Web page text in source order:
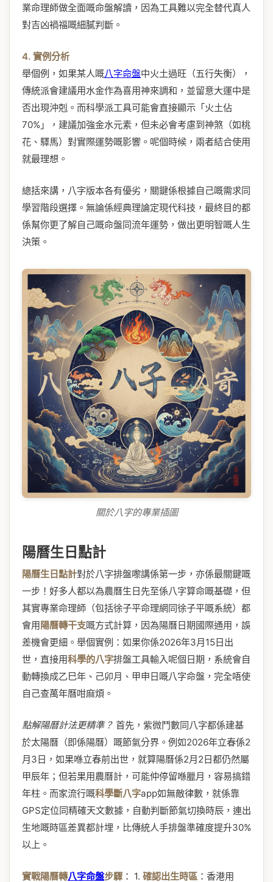
業命理師做全面嘅命盤解讀，因為工具難以完全替代真人
對吉凶禍福嘅細膩判斷。
4. 實例分析
舉個例，如果某人嘅八字命盤中火土過旺（五行失衡），
傳統派會建議用水金作為喜用神來調和，並留意大運中是
否出現沖剋。而科學派工具可能會直接顯示「火土佔
70%」，建議加強金水元素，但未必會考慮到神煞（如桃
花、驛馬）對實際運勢嘅影響。呢個時候，兩者結合使用
就最理想。
總括來講，八字版本各有優劣，關鍵係根據自己嘅需求同
學習階段選擇。無論係經典理論定現代科技，最終目的都
係幫你更了解自己嘅命盤同流年運勢，做出更明智嘅人生
決策。
關於八字的專業插圖
陽曆生日點計
陽曆生日點計對於八字排盤嚟講係第一步，亦係最關鍵嘅
一步！好多人都以為農曆生日先至係八字算命嘅基礎，但
其實專業命理師（包括徐子平命理網同徐子平嘅系統）都
會用陽曆轉干支嘅方式計算，因為陽曆日期國際通用，誤
差機會更細。舉個實例：如果你係2026年3月15日出
世，直接用科學的八字排盤工具輸入呢個日期，系統會自
動轉換成乙巳年、己卯月、甲申日嘅八字命盤，完全唔使
自己查萬年曆咁麻煩。
點解陽曆計法更精準？ 首先，紫微鬥數同八字都係建基
於太陽曆（即係陽曆）嘅節氣分界。例如2026年立春係2
月3日，如果喺立春前出世，就算陽曆係2月2日都仍然屬
甲辰年；但若果用農曆計，可能仲停留喺臘月，容易搞錯
年柱。而家流行嘅科學斷八字app如無敵律數，就係靠
GPS定位同精確天文數據，自動判斷節氣切換時辰，連出
生地嘅時區差異都計埋，比傳統人手排盤準確度提升30%
以上。
實戰陽曆轉八字命盤步驟 ： 1. 確認出生時區 ：香港用